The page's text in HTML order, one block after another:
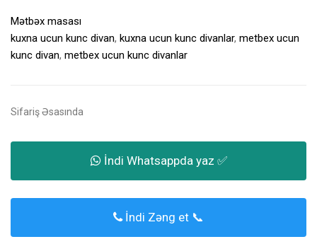
Mətbəx masası
kuxna ucun kunc divan, kuxna ucun kunc divanlar, metbex ucun
kunc divan, metbex ucun kunc divanlar
Sifariş Əsasında
İndi Whatsappda yaz ✅
İndi Zəng et 📞